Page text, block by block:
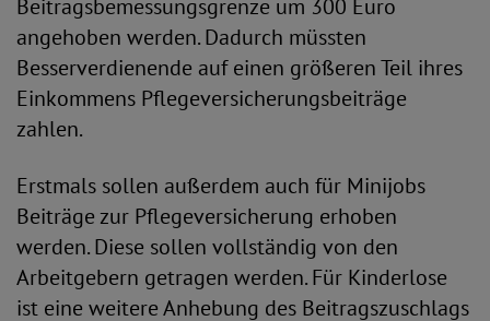
Beitragsbemessungsgrenze um 300 Euro
angehoben werden. Dadurch müssten
Besserverdienende auf einen größeren Teil ihres
Einkommens Pflegeversicherungsbeiträge
zahlen.
Erstmals sollen außerdem auch für Minijobs
Beiträge zur Pflegeversicherung erhoben
werden. Diese sollen vollständig von den
Arbeitgebern getragen werden. Für Kinderlose
ist eine weitere Anhebung des Beitragszuschlags